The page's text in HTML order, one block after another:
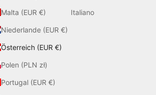
Malta (EUR €)
Niederlande (EUR €)
Österreich (EUR €)
Polen (PLN zł)
Portugal (EUR €)
Italiano